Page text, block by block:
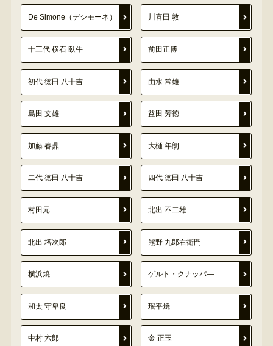
De Simone（デシモーネ） 川喜田 敦
十三代 横石 臥牛 前田正博
初代 徳田 八十吉 由水 常雄
島田 文雄 益田 芳徳
加藤 春鼎 大樋 年朗
二代 徳田 八十吉 四代 徳田 八十吉
村田元 北出 不二雄
北出 塔次郎 熊野 九郎右衛門
横浜焼 ゲルト・クナッパ―
和太 守卑良 珉平焼
中村 六郎 金 正玉